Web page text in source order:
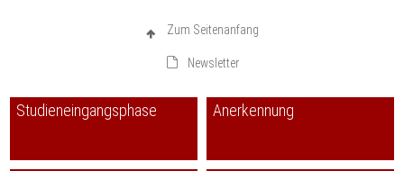
Zum Seitenanfang
Newsletter
Studieneingangsphase Anerkennung